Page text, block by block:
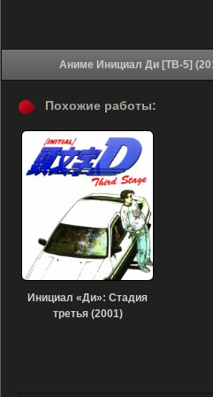
Похожие работы:
Инициал «Ди»: Стадия
третья (2001)